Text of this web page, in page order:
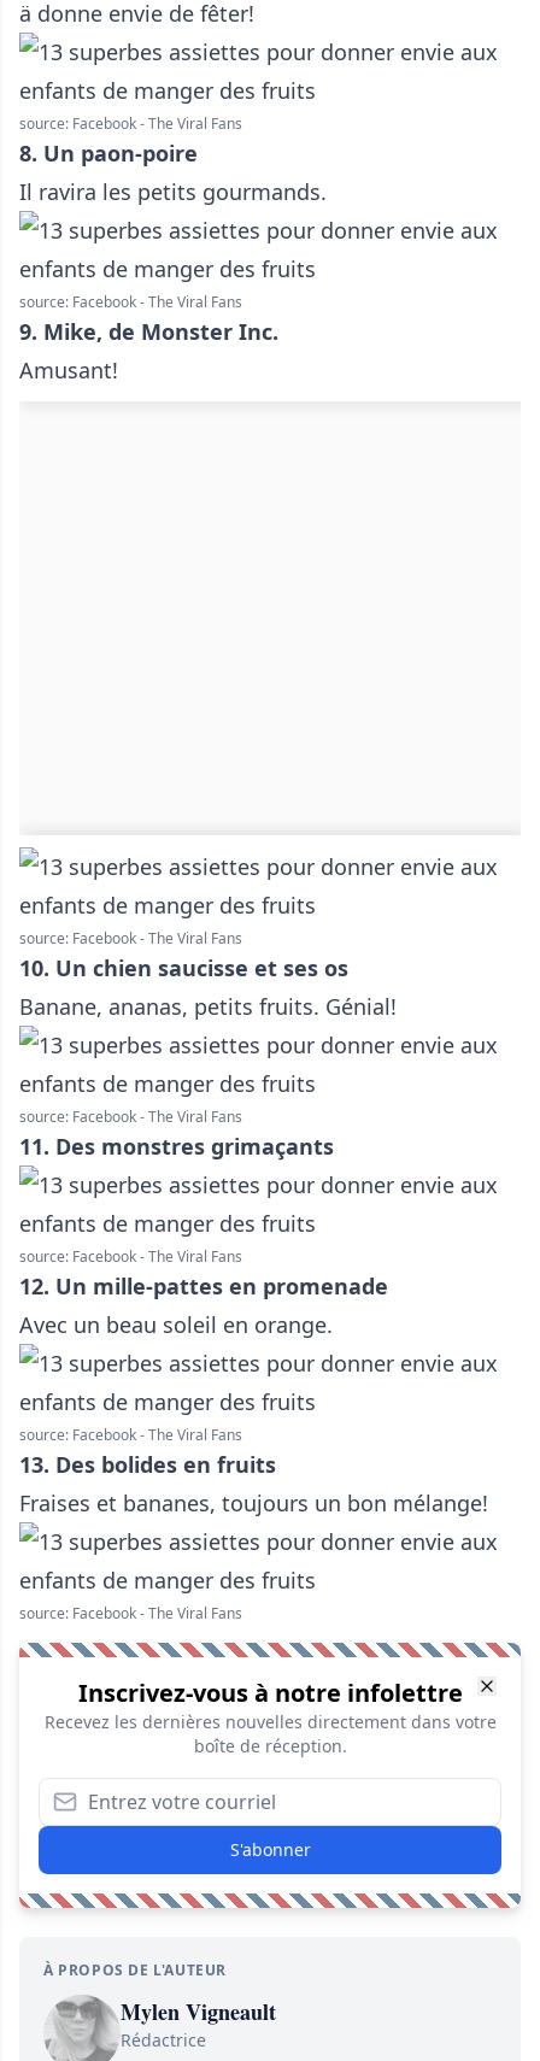
ä donne envie de fêter!
source: Facebook - The Viral Fans
8. Un paon-poire
Il ravira les petits gourmands.
source: Facebook - The Viral Fans
9. Mike, de Monster Inc.
Amusant!
source: Facebook - The Viral Fans
10. Un chien saucisse et ses os
Banane, ananas, petits fruits. Génial!
source: Facebook - The Viral Fans
11. Des monstres grimaçants
source: Facebook - The Viral Fans
12. Un mille-pattes en promenade
Avec un beau soleil en orange.
source: Facebook - The Viral Fans
13. Des bolides en fruits
Fraises et bananes, toujours un bon mélange!
source: Facebook - The Viral Fans
Inscrivez-vous à notre infolettre
Recevez les dernières nouvelles directement dans votre
boîte de réception.
S'abonner
À PROPOS DE L'AUTEUR
Mylen Vigneault
Rédactrice